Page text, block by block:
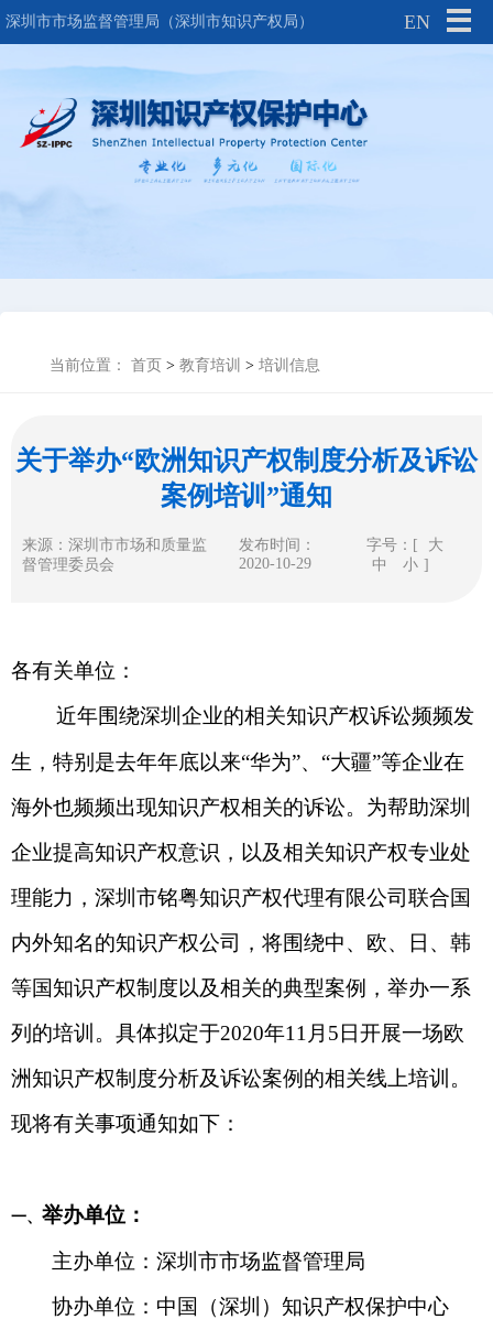
深圳市市场监督管理局（深圳市知识产权局） EN
当前位置： 首页 > 教育培训 > 培训信息
关于举办“欧洲知识产权制度分析及诉讼
案例培训”通知
来源：深圳市市场和质量监
督管理委员会
发布时间：
2020-10-29
字号：[
大
中
小 ]
各有关单位：
近年围绕深圳企业的相关知识产权诉讼频频发
生，特别是去年年底以来“华为”、“大疆”等企业在
海外也频频出现知识产权相关的诉讼。为帮助深圳
企业提高知识产权意识，以及相关知识产权专业处
理能力，深圳市铭粤知识产权代理有限公司联合国
内外知名的知识产权公司，将围绕中、欧、日、韩
等国知识产权制度以及相关的典型案例，举办一系
列的培训。具体拟定于2020年11 月 5 日开展一场欧
洲知识产权制度分析及诉讼案例的相关线上培训。
现将有关事项通知如下：
一、 举办单位：
主办单位：深圳市市场监督管理局
协办单位：中国（深圳）知识产权保护中心